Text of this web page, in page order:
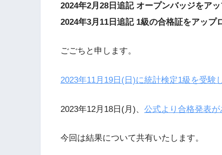
2024年2月28日追記 オープンバッジをア
2024年3月11日追記 1級の合格証をアップ
ごごちと申します。
2023年11月19日(日)に統計検定1級を受験
2023年12月18日(月)、 公式より合格発表
今回は結果について共有いたします。